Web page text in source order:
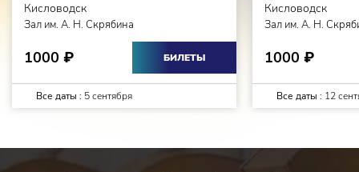
Кисловодск
Зал им. А. Н. Скрябина
1000 ₽ БИЛЕТЫ
Все даты : 5 сентября
Кисловодск
Зал им. А. Н.
1000 ₽
Все даты : 12